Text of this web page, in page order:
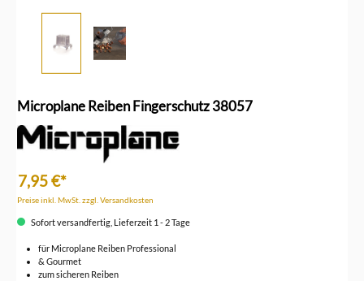
Microplane Reiben Fingerschutz 38057
7,95 €*
Preise inkl. MwSt. zzgl. Versandkosten
Sofort versandfertig, Lieferzeit 1 - 2 Tage
für Microplane Reiben Professional
& Gourmet
zum sicheren Reiben